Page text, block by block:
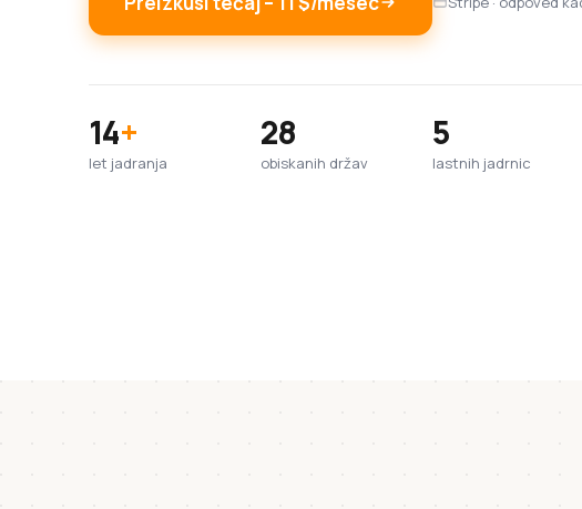
14+
let jadranja
28
obiskanih držav
5
lastnih jadrnic